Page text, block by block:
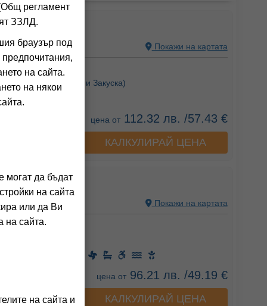
БЪЛГАРИЯ Покажи на картата
на клиенти)
(Нощувка и Закуска)
цена от112.32 лв. /57.43 €
КАЛКУЛИРАЙ ЦЕНА
БЪЛГАРИЯ Покажи на картата
на клиенти)
цена от96.21 лв. /49.19 €
хотела КАЛКУЛИРАЙ ЦЕНА
регламент
ЗЗЛД.
браузър под
на сайта.
на някои
могат да бъдат
на сайта
или да Ви
на сайта.
на сайта и